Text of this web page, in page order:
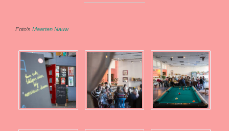
Foto’s Maarten Nauw